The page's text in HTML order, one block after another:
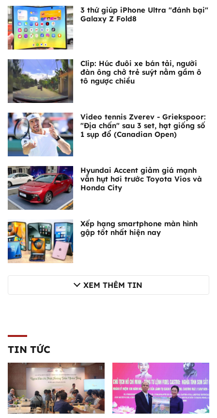
3 thứ giúp iPhone Ultra "đánh bại"
Galaxy Z Fold8
Clip: Húc đuôi xe bán tải, người
đàn ông chở trẻ suýt nằm gầm ô
tô ngược chiều
Video tennis Zverev - Griekspoor:
"Địa chấn" sau 3 set, hạt giống số
1 sụp đổ (Canadian Open)
Hyundai Accent giảm giá mạnh
vẫn hụt hơi trước Toyota Vios và
Honda City
Xếp hạng smartphone màn hình
gập tốt nhất hiện nay
XEM THÊM TIN
TIN TỨC